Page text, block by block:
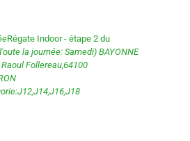
Régate Indoor - étape 2 du
la journée: Samedi) BAYONNE
Follereau,64100
J12,J14,J16,J18